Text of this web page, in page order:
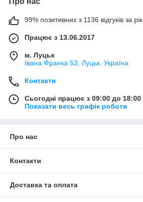
99% позитивних з 1136 відгуків за рік
Працює з 13.06.2017
м. Луцьк
Івана Франка 53, Луцьк, Україна
Контакти
Сьогодні працює з 09:00 до 18:00
Показати весь графік роботи
Про нас
Контакти
Доставка та оплата